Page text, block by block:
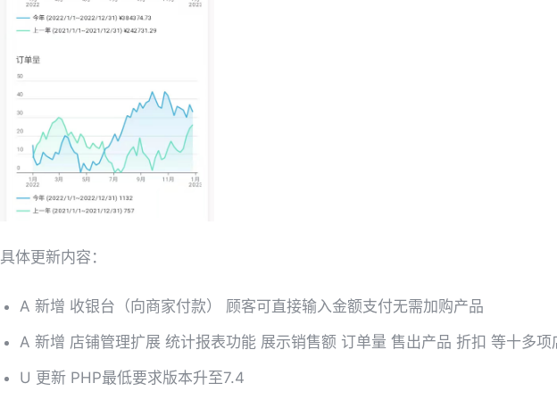
具体更新内容：
A 新增 收银台（向商家付款） 顾客可直接输入金额支付无需加购产品
A 新增 店铺管理扩展 统计报表功能 展示销售额 订单量 售出产品 折扣 等十多项
U 更新 PHP最低要求版本升至7.4